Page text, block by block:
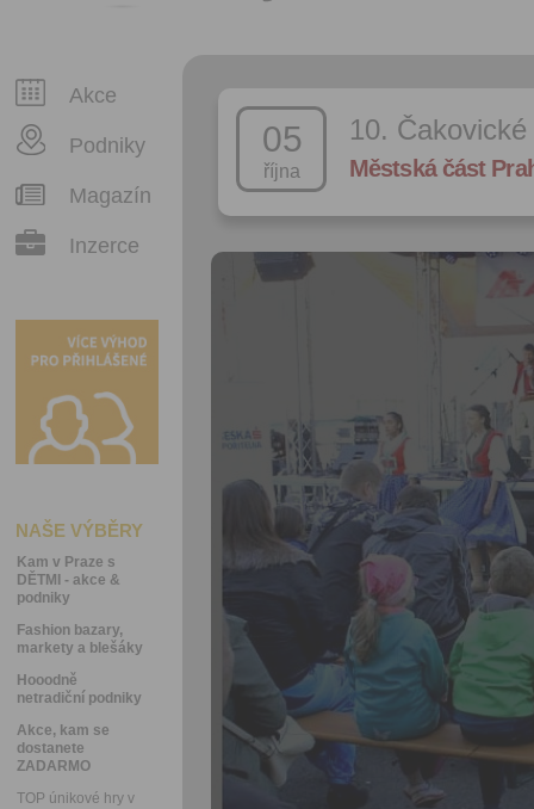
Akce
Podniky
Magazín
Inzerce
NAŠE VÝBĚRY
Kam v Praze s
DĚTMI - akce &
podniky
Fashion bazary,
markety a blešáky
Hooodně
netradiční podniky
Akce, kam se
dostanete
ZADARMO
TOP únikové hry v
05
října
10.
Městská část